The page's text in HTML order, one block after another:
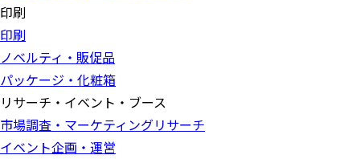
印刷
印刷
ノベルティ・販促品
パッケージ・化粧箱
リサーチ・イベント・ブース
市場調査・マーケティングリサーチ
イベント企画・運営